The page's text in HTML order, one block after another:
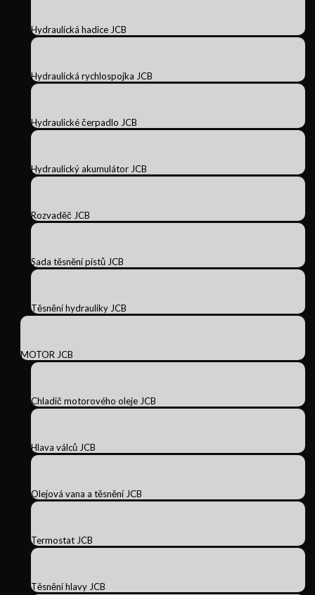
Hydraulická hadice JCB
Hydraulická rychlospojka JCB
Hydraulické čerpadlo JCB
Hydraulický akumulátor JCB
Rozvaděč JCB
Sada těsnění pístů JCB
Těsnění hydrauliky JCB
MOTOR JCB
Chladič motorového oleje JCB
Hlava válců JCB
Olejová vana a těsnění JCB
Termostat JCB
Těsnění hlavy JCB